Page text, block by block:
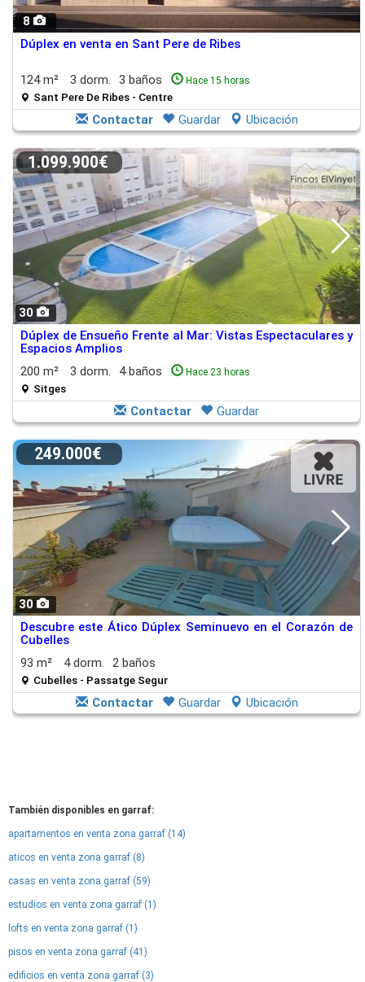
8
Dúplex en venta en Sant Pere de Ribes
124 m² 3 dorm. 3 baños Hace 15 horas
Sant Pere De Ribes - Centre
Contactar Guardar Ubicación
30
1.099.900€
Dúplex de Ensueño Frente al Mar: Vistas Espectaculares y
Espacios Amplios
200 m²
3 dorm. 4 baños Hace 23 horas
Sitges
Contactar Guardar
30
249.000€
Descubre este Ático Dúplex Seminuevo en el Corazón de
Cubelles
93 m²
4 dorm. 2 baños
Cubelles - Passatge Segur
Contactar Guardar Ubicación
También disponibles en garraf:
apartamentos en venta zona garraf (14)
aticos en venta zona garraf (8)
casas en venta zona garraf (59)
estudios en venta zona garraf (1)
lofts en venta zona garraf (1)
pisos en venta zona garraf (41)
edificios en venta zona garraf (3)